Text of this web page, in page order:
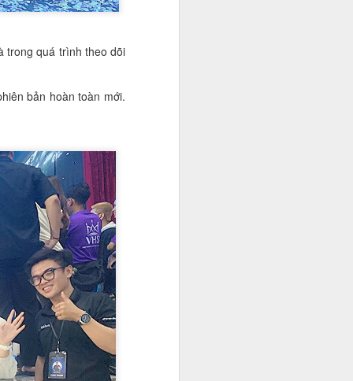
trong quá trình theo dõi
bản hoàn toàn mới.
NOV
Hoa khôi Đinh Hoài
cúc họa mi Hà Nội
của cúc họa mi. Trong không gian
yên bình ấy, Hoa khôi Thanh lịch
Hà Nội 2025 – Đinh Hoài An đã
khéo léo lưu giữ vẻ đẹp của "loài
hoa báo đông" bằng một bộ ảnh
áo dài trắng thuần khiết, tựa như
một bản tình ca nhẹ nhàng giữa
lòng thủ đô.
Trong tà áo dài truyền thống,
người đẹp sinh năm 2002 khoe
trọn nét đẹp thanh tú và vóc dáng
mảnh mai.